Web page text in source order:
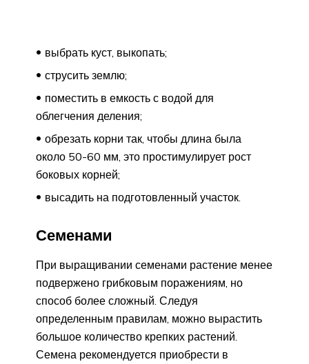
выбрать куст, выкопать;
струсить землю;
поместить в емкость с водой для
облегчения деления;
обрезать корни так, чтобы длина была
около 50-60 мм, это простимулирует рост
боковых корней;
высадить на подготовленный участок.
Семенами
При выращивании семенами растение менее
подвержено грибковым поражениям, но
способ более сложный. Следуя
определенным правилам, можно вырастить
большое количество крепких растений.
Семена рекомендуется приобрести в